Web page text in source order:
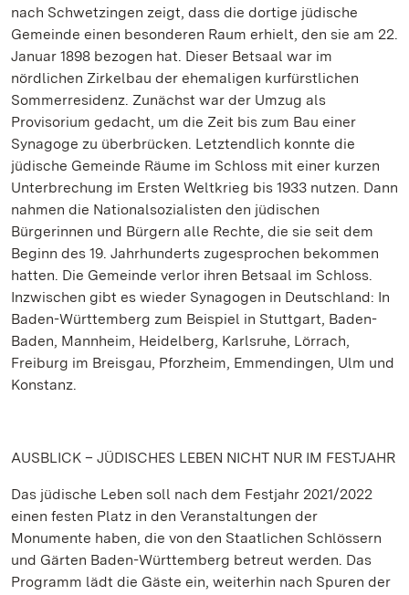
nach Schwetzingen zeigt, dass die dortige jüdische
Gemeinde einen besonderen Raum erhielt, den sie am 22.
Januar 1898 bezogen hat. Dieser Betsaal war im
nördlichen Zirkelbau der ehemaligen kurfürstlichen
Sommerresidenz. Zunächst war der Umzug als
Provisorium gedacht, um die Zeit bis zum Bau einer
Synagoge zu überbrücken. Letztendlich konnte die
jüdische Gemeinde Räume im Schloss mit einer kurzen
Unterbrechung im Ersten Weltkrieg bis 1933 nutzen. Dann
nahmen die Nationalsozialisten den jüdischen
Bürgerinnen und Bürgern alle Rechte, die sie seit dem
Beginn des 19. Jahrhunderts zugesprochen bekommen
hatten. Die Gemeinde verlor ihren Betsaal im Schloss.
Inzwischen gibt es wieder Synagogen in Deutschland: In
Baden-Württemberg zum Beispiel in Stuttgart, Baden-
Baden, Mannheim, Heidelberg, Karlsruhe, Lörrach,
Freiburg im Breisgau, Pforzheim, Emmendingen, Ulm und
Konstanz.
AUSBLICK – JÜDISCHES LEBEN NICHT NUR IM FESTJAHR
Das jüdische Leben soll nach dem Festjahr 2021/2022
einen festen Platz in den Veranstaltungen der
Monumente haben, die von den Staatlichen Schlössern
und Gärten Baden-Württemberg betreut werden. Das
Programm lädt die Gäste ein, weiterhin nach Spuren der